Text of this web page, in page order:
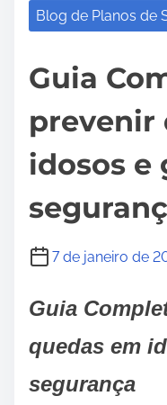
Blog de Planos de
Guia
prevenir
idosos e
7 de janeiro de
Guia
quedas em
segurança